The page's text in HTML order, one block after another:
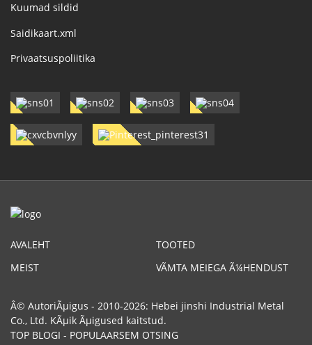
Kuumad sildid
Saidikaart.xml
Privaatsuspoliitika
AVALEHT
TOOTED
MEIST
VÃΜTA MEIEGA Ã¼HENDUST
Â© AutoriÃµigus - 2010-2026: Hebei jinshi Industrial Metal
Co., Ltd. KÃµik Ãµigused kaitstud.
TOP BLOGI - POPULAARSEM OTSING